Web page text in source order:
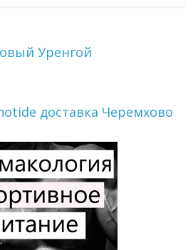
Уренгой
доставка Черемхово